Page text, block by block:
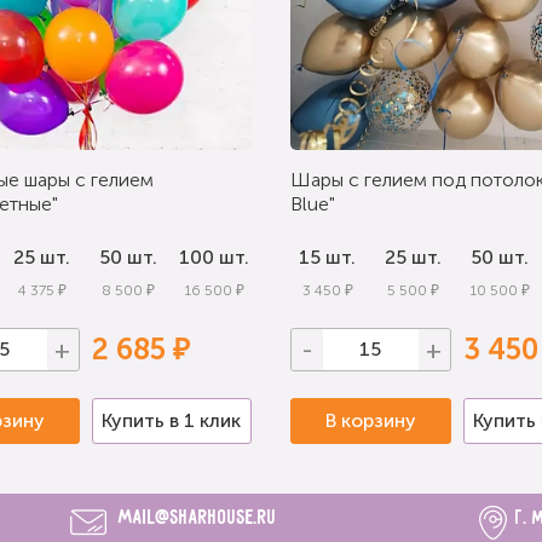
шары с гелием
25 шт.
4 375 ₽
50 шт.
8 500 ₽
100 шт.
16 500 ₽
+ 2 685 ₽
Купить в 1 клик
Шары с гелием под
Blue"
15 шт.
3 450 ₽
25 шт.
5 500 ₽
50 шт.
10 500 ₽
- + 3
В корзину Купить
mail@sharhouse.ru г.